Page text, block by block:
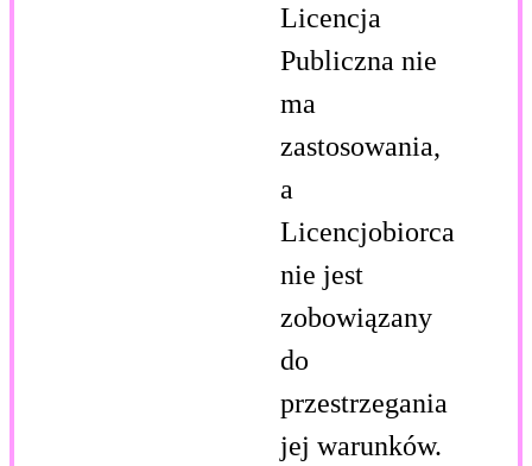
Licencja
Publiczna nie
ma
zastosowania,
a
Licencjobiorca
nie jest
zobowiązany
do
przestrzegania
jej warunków.